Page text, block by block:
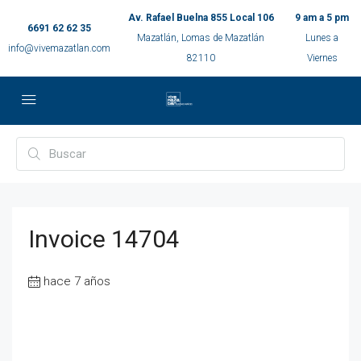
6691 62 62 35
info@vivemazatlan.com
Av. Rafael Buelna 855 Local 106
Mazatlán, Lomas de Mazatlán
82110
9 am a 5 pm
Lunes a
Viernes
Invoice 14704
hace 7 años